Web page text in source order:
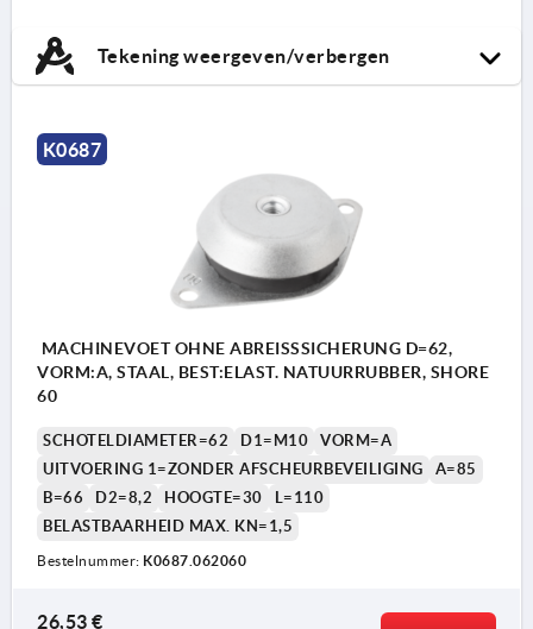
Tekening weergeven/verbergen
K0687
MACHINEVOET OHNE ABREISSSICHERUNG D=62,
VORM:A, STAAL, BEST:ELAST. NATUURRUBBER, SHORE
60
SCHOTELDIAMETER=62 D1=M10
VORM=A
UITVOERING 1=ZONDER AFSCHEURBEVEILIGING
A=85
B=66
D2=8,2 HOOGTE=30
L=110
BELASTBAARHEID MAX. KN=1,5
Bestelnummer: K0687.062060
26,53 €